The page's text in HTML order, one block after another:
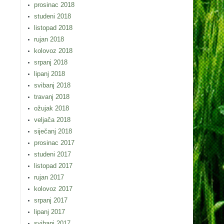
prosinac 2018
studeni 2018
listopad 2018
rujan 2018
kolovoz 2018
srpanj 2018
lipanj 2018
svibanj 2018
travanj 2018
ožujak 2018
veljača 2018
siječanj 2018
prosinac 2017
studeni 2017
listopad 2017
rujan 2017
kolovoz 2017
srpanj 2017
lipanj 2017